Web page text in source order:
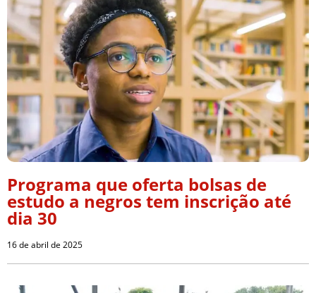
Programa que oferta bolsas de
estudo a negros tem inscrição até
dia 30
16 de abril de 2025